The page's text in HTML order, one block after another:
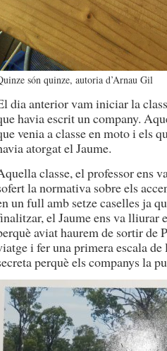
són quinze, autoria d’Arnau Gil
dia anterior vam iniciar la
havia escrit un company.
venia a classe en moto i els
atorgat el Jaume.
classe, el professor ens
la normativa sobre els
un full amb setze caselles ja
el Jaume ens va lliurar
aviat haurem de sortir de
i fer una primera escala de
perquè els companys la